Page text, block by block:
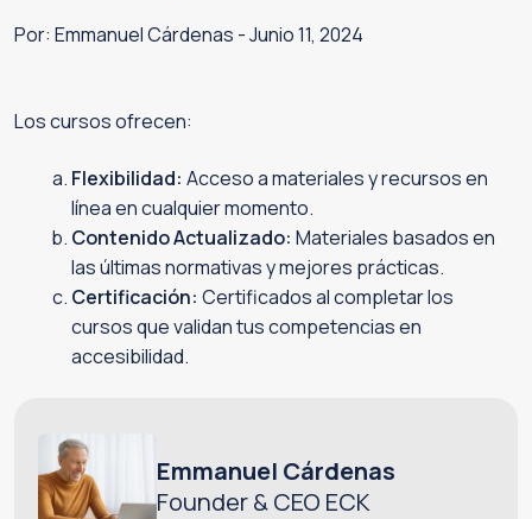
Por: Emmanuel Cárdenas -Junio 11, 2024
Los cursos ofrecen:
Flexibilidad: Acceso a materiales y recursos en
línea en cualquier momento.
Contenido Actualizado: Materiales basados en
las últimas normativas y mejores prácticas.
Certificación: Certificados al completar los
cursos que validan tus competencias en
accesibilidad.
Emmanuel Cárdenas
Founder & CEO ECK